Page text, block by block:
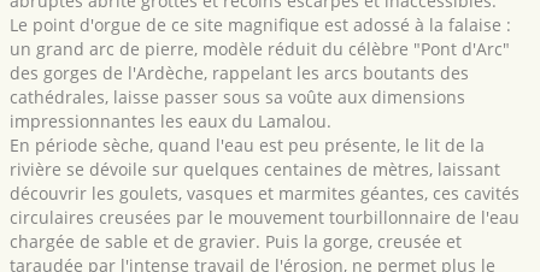
Le point d'orgue de ce site magnifique est adossé à la falaise :
un grand arc de pierre, modèle réduit du célèbre "Pont d'Arc"
des gorges de l'Ardèche, rappelant les arcs boutants des
cathédrales, laisse passer sous sa voûte aux dimensions
impressionnantes les eaux du Lamalou.
En période sèche, quand l'eau est peu présente, le lit de la
rivière se dévoile sur quelques centaines de mètres, laissant
découvrir les goulets, vasques et marmites géantes, ces cavités
circulaires creusées par le mouvement tourbillonnaire de l'eau
chargée de sable et de gravier. Puis la gorge, creusée et
taraudée par l'intense travail de l'érosion, ne permet plus le